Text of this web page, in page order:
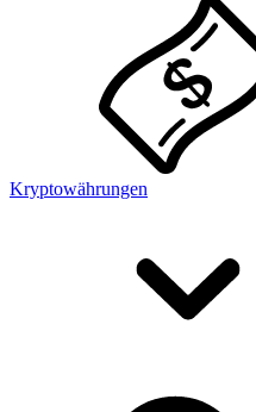
Kryptowährungen